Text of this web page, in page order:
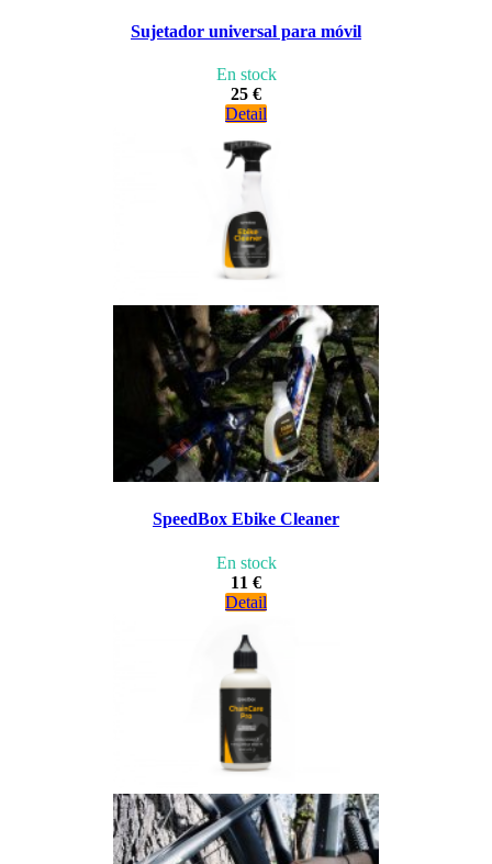
Sujetador universal para móvil
En stock
25 €
Detail
SpeedBox Ebike Cleaner
En stock
11 €
Detail